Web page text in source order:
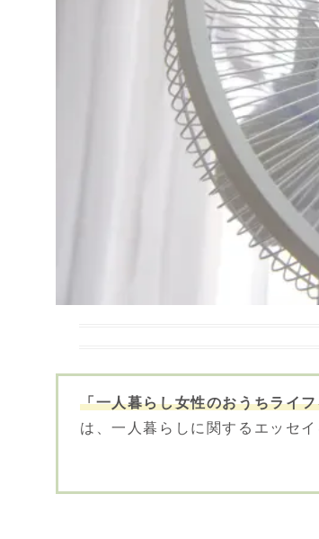
「一人暮らし女性のおうちライ
は、一人暮らしに関するエッセイ